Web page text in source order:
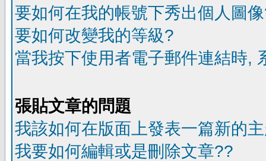
要如何在我的帳號下秀出個人圖
要如何改變我的等級?
當我按下使用者電子郵件連結時,
張貼文章的問題
我該如何在版面上發表一篇新的
我要如何編輯或是刪除文章??